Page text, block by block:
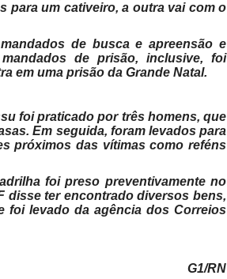
para um cativeiro, a outra vai com o
de busca e apreensão e
de prisão, inclusive, foi
em uma prisão da Grande Natal.
foi praticado por três homens, que
Em seguida, foram levados para
próximos das vítimas como reféns
foi preso preventivamente no
disse ter encontrado diversos bens,
foi levado da agência dos Correios
G1/RN